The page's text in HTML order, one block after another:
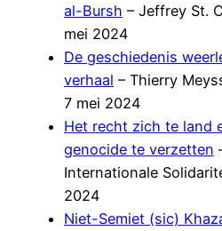
al-Bursh – Jeffrey St.
mei 2024
De geschiedenis
verhaal – Thierry
7 mei 2024
Het recht zich te land
genocide te verzetten
Internationale
2024
Niet-Semiet (sic)